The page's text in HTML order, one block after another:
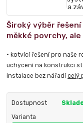
Široký výběr
měkké povrchy, ale
• kotvící řešení pro naše
uchycení na konstrukci
instalace bez nářadícelý
Dostupnost
Varianta